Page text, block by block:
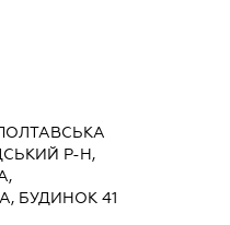
ПОЛТАВСЬКА
Р-Н,
БУДИНОК 41